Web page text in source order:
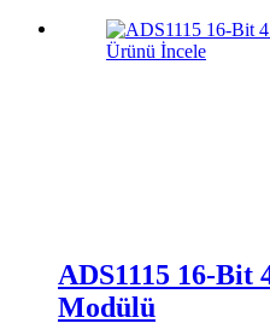
Ürünü İncele
ADS1115 16-Bit
Modülü